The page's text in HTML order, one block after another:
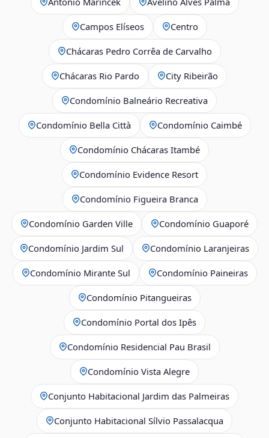
Campos Elíseos Centro
Chácaras Pedro Corrêa de Carvalho
Chácaras Rio Pardo City Ribeirão
Condomínio Balneário Recreativa
Condomínio Bella Città Condomínio Caimbé
Condomínio Chácaras Itambé
Condomínio Evidence Resort
Condomínio Figueira Branca
Condomínio Garden Ville Condomínio Guaporé
Condomínio Jardim Sul Condomínio Laranjeiras
Condomínio Mirante Sul Condomínio Paineiras
Condomínio Pitangueiras
Condomínio Portal dos Ipês
Condomínio Residencial Pau Brasil
Condomínio Vista Alegre
Conjunto Habitacional Jardim das Palmeiras
Conjunto Habitacional Sílvio Passalacqua